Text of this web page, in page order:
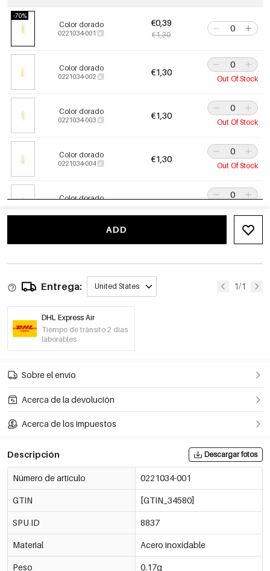
-70%
Color dorado
0221034-001
€0,39
€1,30
Color dorado
0221034-002 €1,30
Out Of Stock
Color dorado
0221034-003 €1,30
Out Of Stock
Color dorado
0221034-004 €1,30
Out Of Stock
Color dorado €1,30
€1,30
Color dorado
0221034-012 €1,30
Color dorado
0221034-013
Color dorado
0221034-014
0221034-015 Out Of Stock
Color dorado
0221034-016 Out Of Stock
0221034-006 €1,30
Out Of Stock
0221034-007 €1,30
Out Of Stock
ADD
Entrega: United States 1/1
DHL Express Air
Tiempo de tránsito 2 días
laborables
Sobre el envío
Acerca de la devolución
Acerca de los impuestos
Descripción Descargar fotos
Número de artículo 0221034-001
GTIN [GTIN_34580]
SPU ID 8837
Material Acero inoxidable
Peso 0.17g